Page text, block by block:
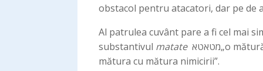
obstacol pentru atacatori, dar pe de
Al patrulea cuvânt pare a fi cel mai
substantivul matateמטאטא„o mătură”. Aceste cuvinte apar o singură dată în Vechiul Testament, în cartea lui Isaia 14:23: „... îi voi
mătura cu mătura nimicirii”.